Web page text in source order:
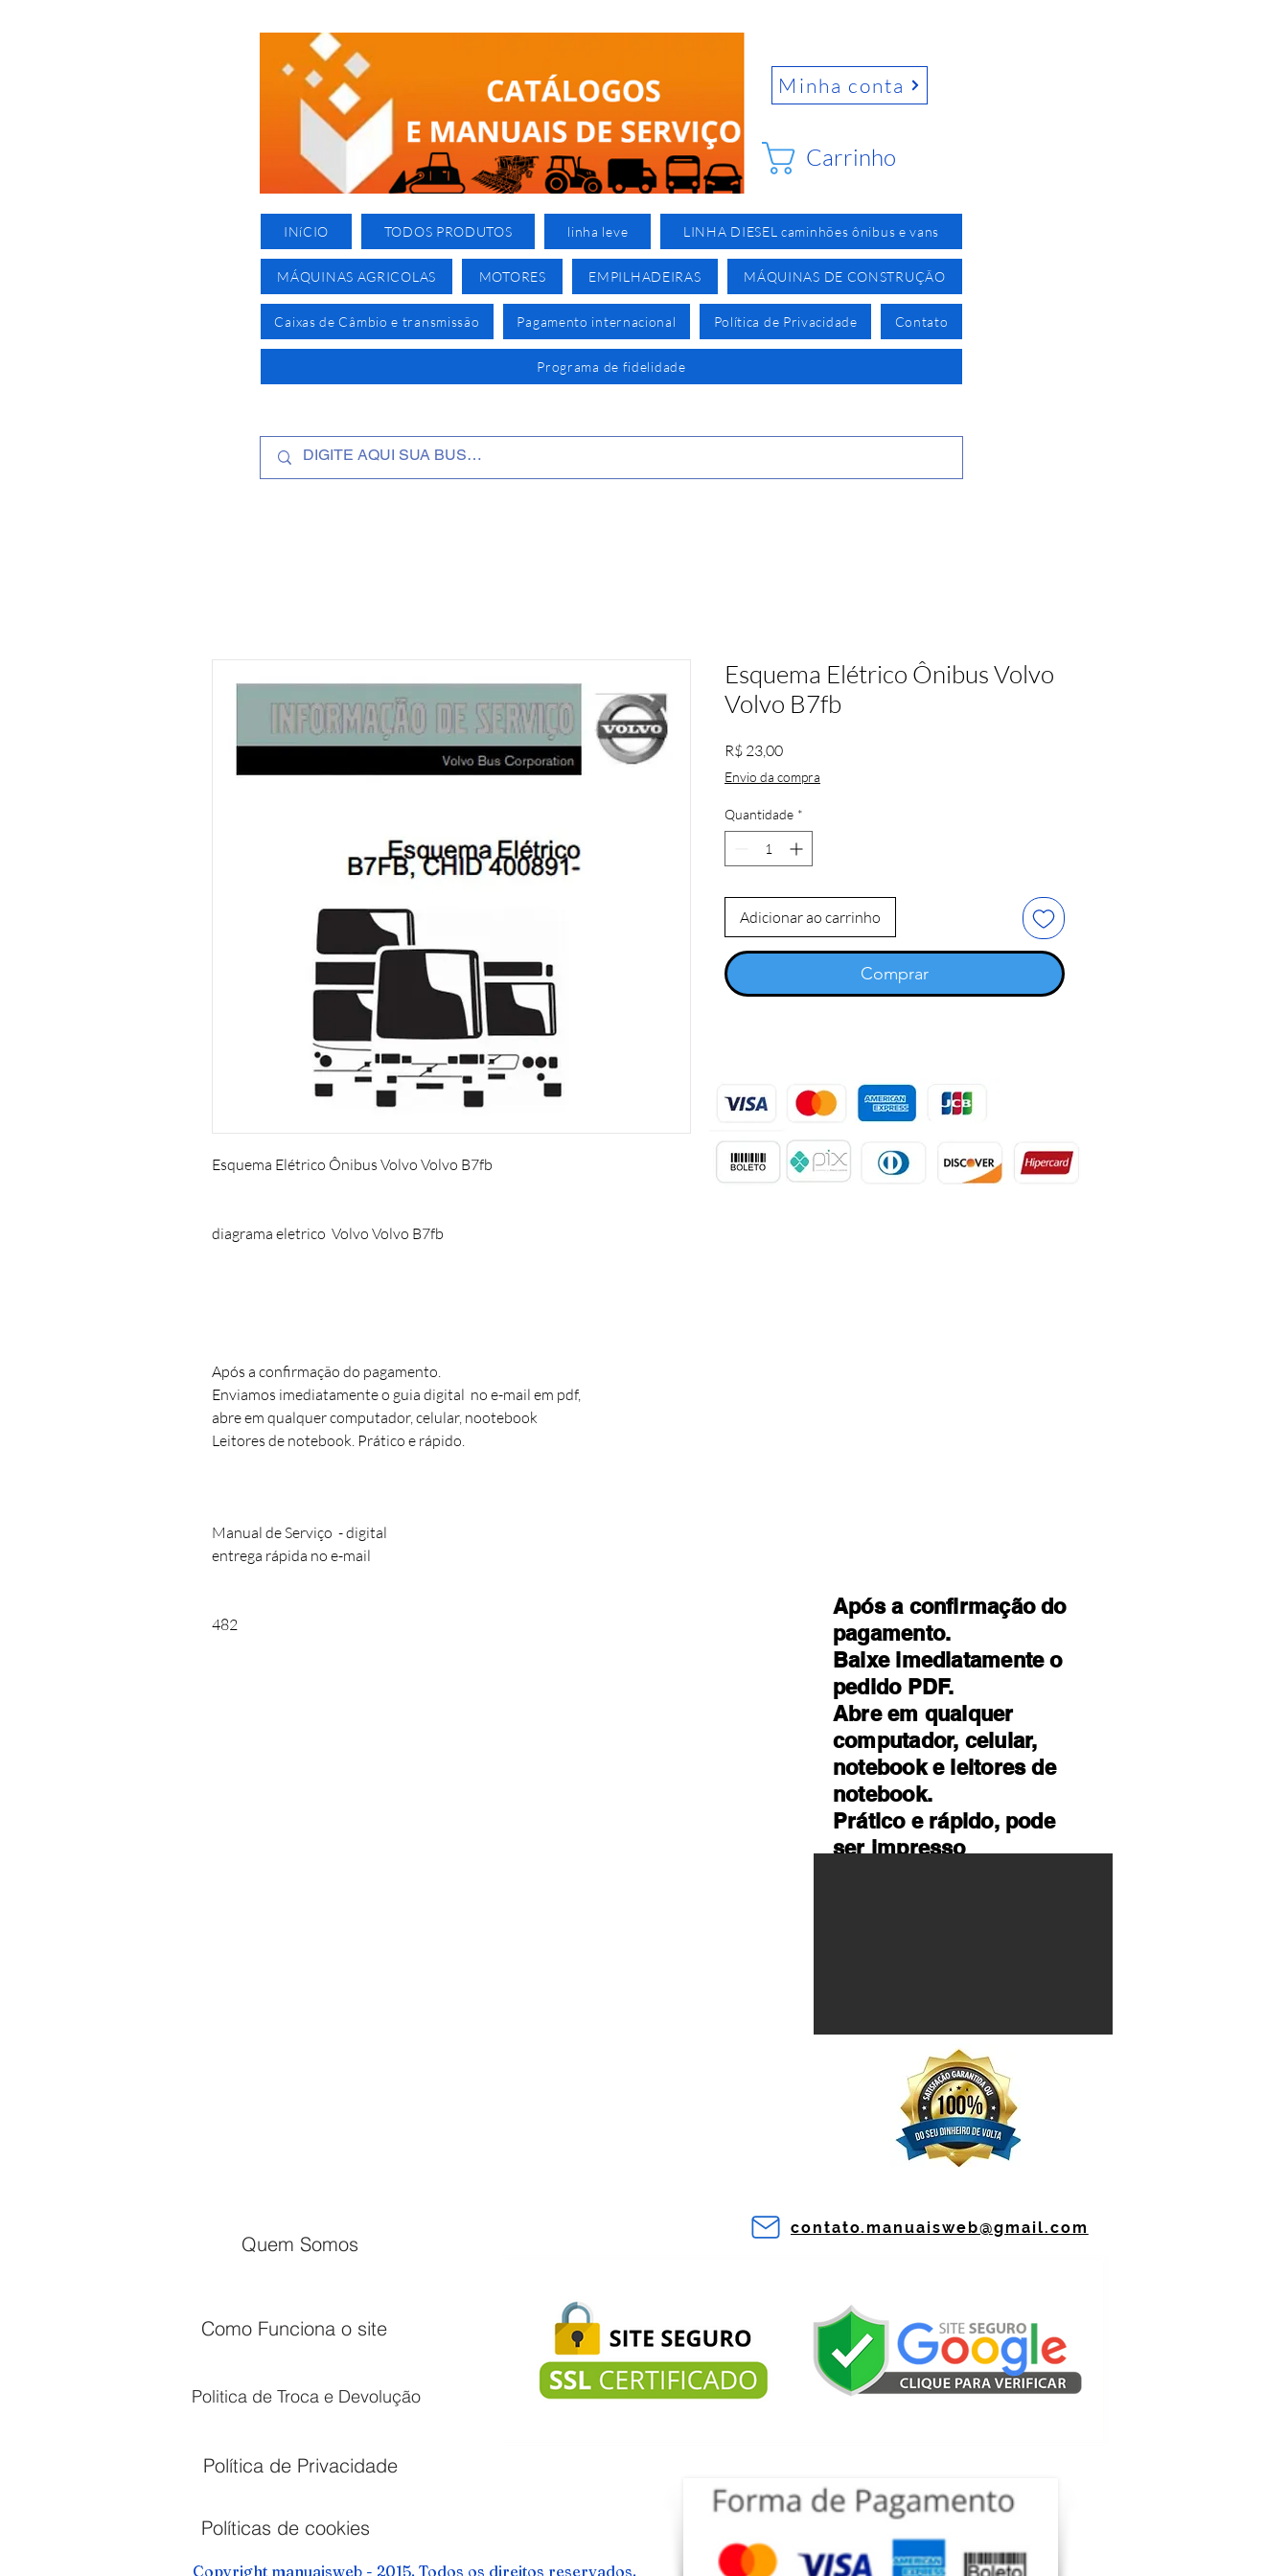
Minha conta
Carrinho
INíCIO TODOS PRODUTOS linha leve LINHA DIESEL caminhões ônibus e vans
MÁQUINAS AGRICOLAS MOTORES EMPILHADEIRAS MÁQUINAS DE CONSTRUÇÃO
Caixas de Câmbio e transmissão Pagamento internacional Política de Privacidade Contato
Programa de fidelidade
Esquema Elétrico Ônibus Volvo Volvo B7fb
diagrama eletrico Volvo Volvo B7fb
Após a confirmação do pagamento.
Enviamos imediatamente o guia digital no e-mail em pdf,
abre em qualquer computador, celular, nootebook
Leitores de notebook. Prático e rápido.
Manual de Serviço - digital
entrega rápida no e-mail
482
Esquema Elétrico Ônibus Volvo
Volvo B7fb
R$ 23,00Preço
Envio da compra
Quantidade *
Adicionar ao carrinho
Comprar
Após a confirmação do
pagamento.
Baixe imediatamente o
pedido PDF.
Abre em qualquer
computador, celular,
notebook e leitores de
notebook.
Prático e rápido, pode
ser impresso
Quem Somos
Como Funciona o site
Politica de Troca e Devolução
Política de Privacidade
contato.manuaisweb@gmail.com
Copyright manuaisweb - 2015. Todos os direitos reservados.
Políticas de cookies